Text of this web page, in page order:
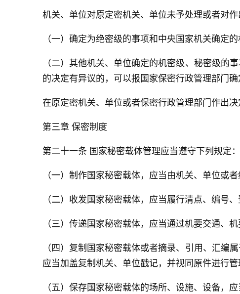
机关、单位对原定密机关、单位未予处理或者对
（一）确定为绝密级的事项和中央国家机关确定
（二）其他机关、单位确定的机密级、秘密级
的决定有异议的，可以报国家保密行政管理部门确
在原定密机关、单位或者保密行政管理部门作出
第三章 保密制度
第二十一条 国家秘密载体管理应当遵守下列规定：
（一）制作国家秘密载体，应当由机关、单位或
（二）收发国家秘密载体，应当履行清点、编号、
（三）传递国家秘密载体，应当通过机要交通、
（四）复制国家秘密载体或者摘录、引用、汇
应当加盖复制机关、单位戳记，并视同原件进行管
（五）保存国家秘密载体的场所、设施、设备，